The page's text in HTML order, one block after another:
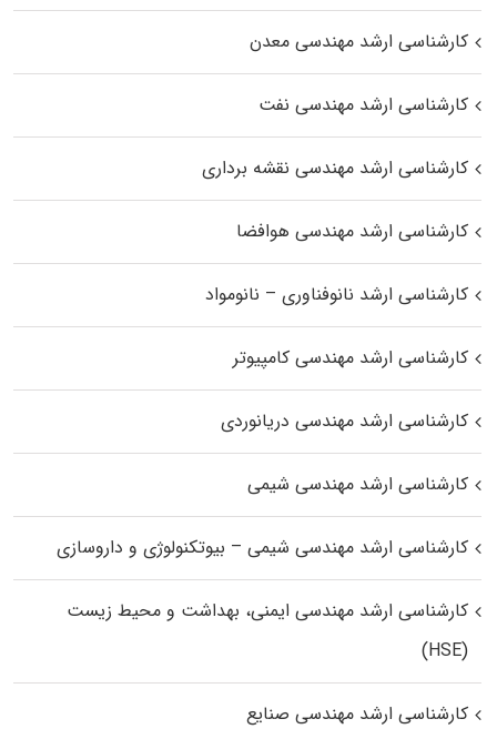
کارشناسی ارشد مهندسی معدن
کارشناسی ارشد مهندسی نفت
کارشناسی ارشد مهندسی نقشه برداری
کارشناسی ارشد مهندسی هوافضا
کارشناسی ارشد نانوفناوری – نانومواد
کارشناسی ارشد مهندسی کامپیوتر
کارشناسی ارشد مهندسی دریانوردی
کارشناسی ارشد مهندسی شیمی
کارشناسی ارشد مهندسی شیمی – بیوتکنولوژی و داروسازی
کارشناسی ارشد مهندسی ایمنی، بهداشت و محیط زیست
(HSE)
کارشناسی ارشد مهندسی صنایع